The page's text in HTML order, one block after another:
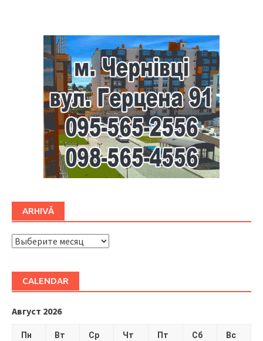
ARHIVĂ
ARHIVĂ
CALENDAR
Август 2026
Пн Вт Ср Чт Пт Сб Вс